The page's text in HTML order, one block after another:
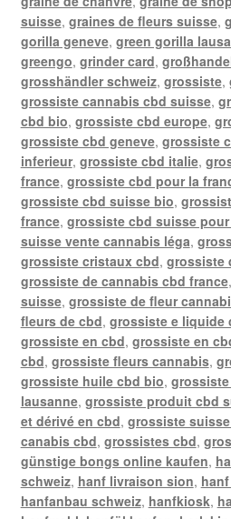
suisse, graines de fleurs suisse,
gorilla geneve, green gorilla
greengo, grinder card,
grosshändler schweiz, grossiste,
grossiste cannabis cbd suisse,
cbd bio, grossiste cbd europe,
grossiste cbd geneve, grossiste
inferieur, grossiste cbd italie,
france, grossiste cbd pour la
grossiste cbd suisse bio,
france, grossiste cbd suisse
suisse vente cannabis léga,
grossiste cristaux cbd, grossiste
grossiste de cannabis cbd france,
suisse, grossiste de fleur
fleurs de cbd, grossiste e liquide
grossiste en cbd, grossiste en
cbd, grossiste fleurs cannabis,
grossiste huile cbd bio,
lausanne, grossiste produit cbd
et dérivé en cbd, grossiste
canabis cbd, grossistes cbd,
günstige bongs online kaufen,
schweiz, hanf livraison sion,
hanfanbau schweiz, hanfkiosk,